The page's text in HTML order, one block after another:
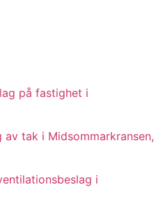
på fastighet i
tak i Midsommarkransen,
i